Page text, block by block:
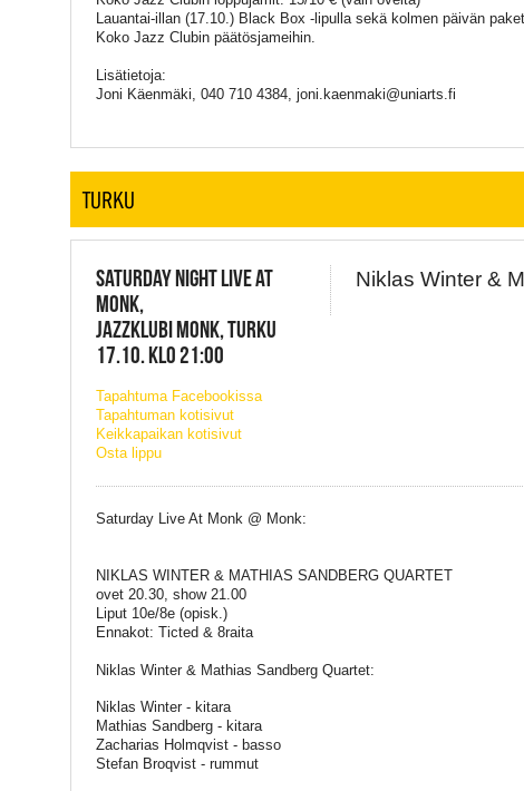
Lauantai-illan (17.10.) Black Box -lipulla sekä kolmen päivän
Koko Jazz Clubin päätösjameihin.
Lisätietoja:
Joni Käenmäki, 040 710 4384, joni.kaenmaki@uniarts.fi
TURKU
SATURDAY NIGHT LIVE AT
MONK,
JAZZKLUBI MONK, TURKU
17.10. KLO 21:00
Tapahtuma Facebookissa
Tapahtuman kotisivut
Keikkapaikan kotisivut
Osta lippu
Niklas Winter &
Saturday Live At Monk @ Monk:
NIKLAS WINTER & MATHIAS SANDBERG QUARTET
ovet 20.30, show 21.00
Liput 10e/8e (opisk.)
Ennakot: Ticted & 8raita
Niklas Winter & Mathias Sandberg Quartet:
Niklas Winter - kitara
Mathias Sandberg - kitara
Zacharias Holmqvist - basso
Stefan Broqvist - rummut